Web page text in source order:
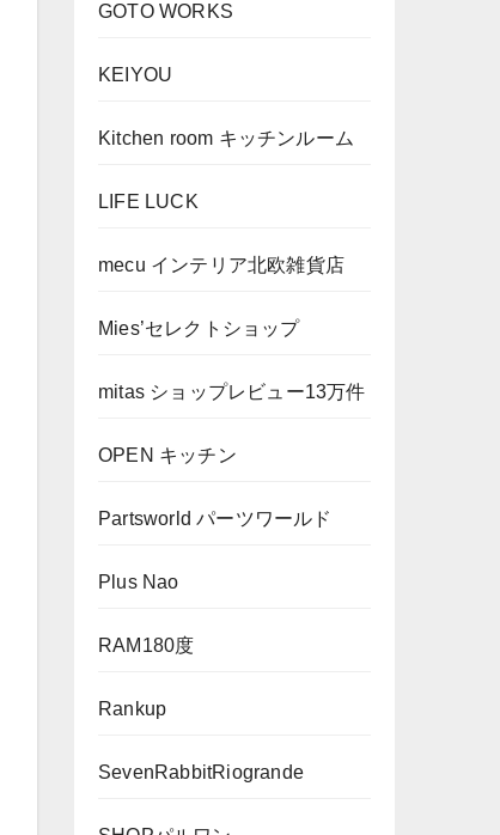
GOTO WORKS
KEIYOU
Kitchen room キッチンルーム
LIFE LUCK
mecu インテリア北欧雑貨店
Mies’セレクトショップ
mitas ショップレビュー13万件
OPEN キッチン
Partsworld パーツワールド
Plus Nao
RAM180度
Rankup
SevenRabbitRiogrande